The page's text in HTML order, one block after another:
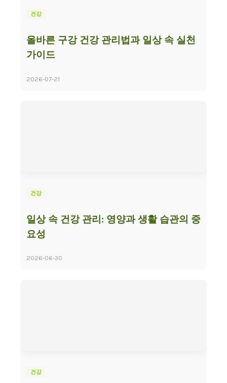
건강
올바른 구강 건강 관리법과 일상 속 실천
가이드
2026-07-21
건강
일상 속 건강 관리: 영양과 생활 습관의 중
요성
2026-06-30
건강